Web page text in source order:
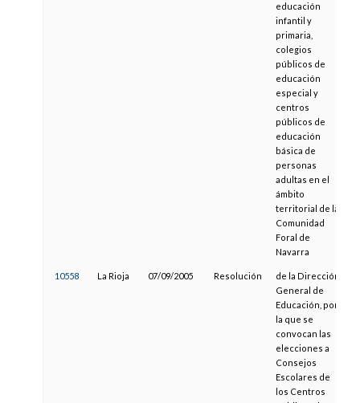
educación
infantil y
primaria,
colegios
públicos de
educación
especial y
centros
públicos de
educación
básica de
personas
adultas en el
ámbito
territorial de la
Comunidad
Foral de
Navarra
10558 La Rioja 07/09/2005 Resolución
de la Dirección
General de
Educación, por
la que se
convocan las
elecciones a
Consejos
Escolares de
los Centros